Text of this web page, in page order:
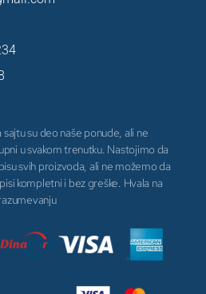
sajtu su deo naše ponude, ali ne
u svakom trenutku. Nastojimo da
svih proizvoda, ali ne možemo da
kompletni i bez greške. Hvala na